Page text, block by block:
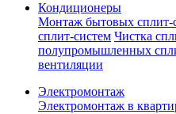
Кондиционеры
Монтаж бытовых сплит-
сплит-систем Чистка
полупромышленных
вентиляции
Электромонтаж
Электромонтаж в